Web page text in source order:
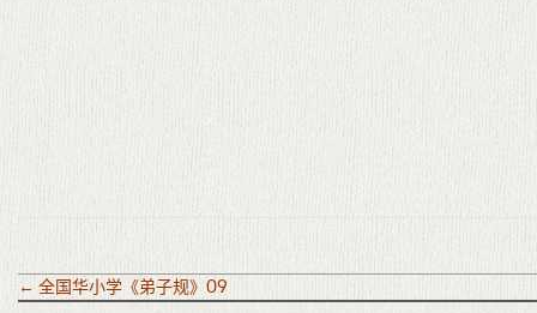
← 全国华小学《弟子规》09